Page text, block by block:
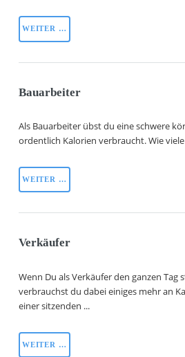
WEITER …
Bauarbeiter
Als Bauarbeiter übst du eine schwere
ordentlich Kalorien verbraucht. Wie
WEITER …
Verkäufer
Wenn Du als Verkäufer den ganzen Tag
verbrauchst du dabei einiges mehr an
einer sitzenden ...
WEITER …